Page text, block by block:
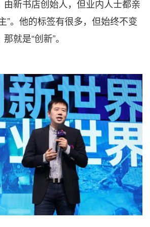
由新书店创始人，但业内人士都亲
”。他的标签有很多，但始终不变
就是“创新”。